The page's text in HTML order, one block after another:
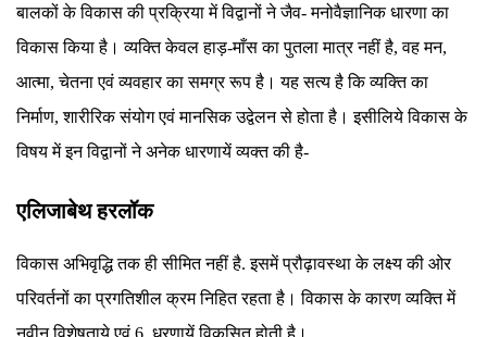
बालकों के विकास की प्रक्रिया में विद्वानों ने जैव- मनोवैज्ञानिक धारणा का
विकास किया है। व्यक्ति केवल हाड़-माँस का पुतला मात्र नहीं है, वह मन,
आत्मा, चेतना एवं व्यवहार का समग्र रूप है। यह सत्य है कि व्यक्ति का
निर्माण, शारीरिक संयोग एवं मानसिक उद्वेलन से होता है। इसीलिये विकास के
विषय में इन विद्वानों ने अनेक धारणायें व्यक्त की है-
एलिजाबेथ हरलॉक
विकास अभिवृद्धि तक ही सीमित नहीं है. इसमें प्रौढ़ावस्था के लक्ष्य की ओर
परिवर्तनों का प्रगतिशील क्रम निहित रहता है। विकास के कारण व्यक्ति में
नवीन विशेषताये एवं 6 धरणायें विकसित होती है।